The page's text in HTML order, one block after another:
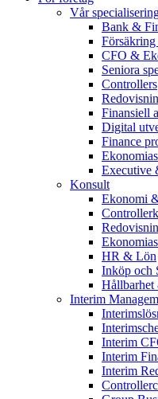
Vår
Bank &
CFO &
Seniora
Controllers
Finansiell
Digital
Finance
Executive
Konsult
Ekonomi
HR & Lön
Inköp och
Interim
Interim
Interim
Interim